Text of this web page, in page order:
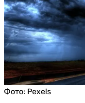
Фото: Pexels